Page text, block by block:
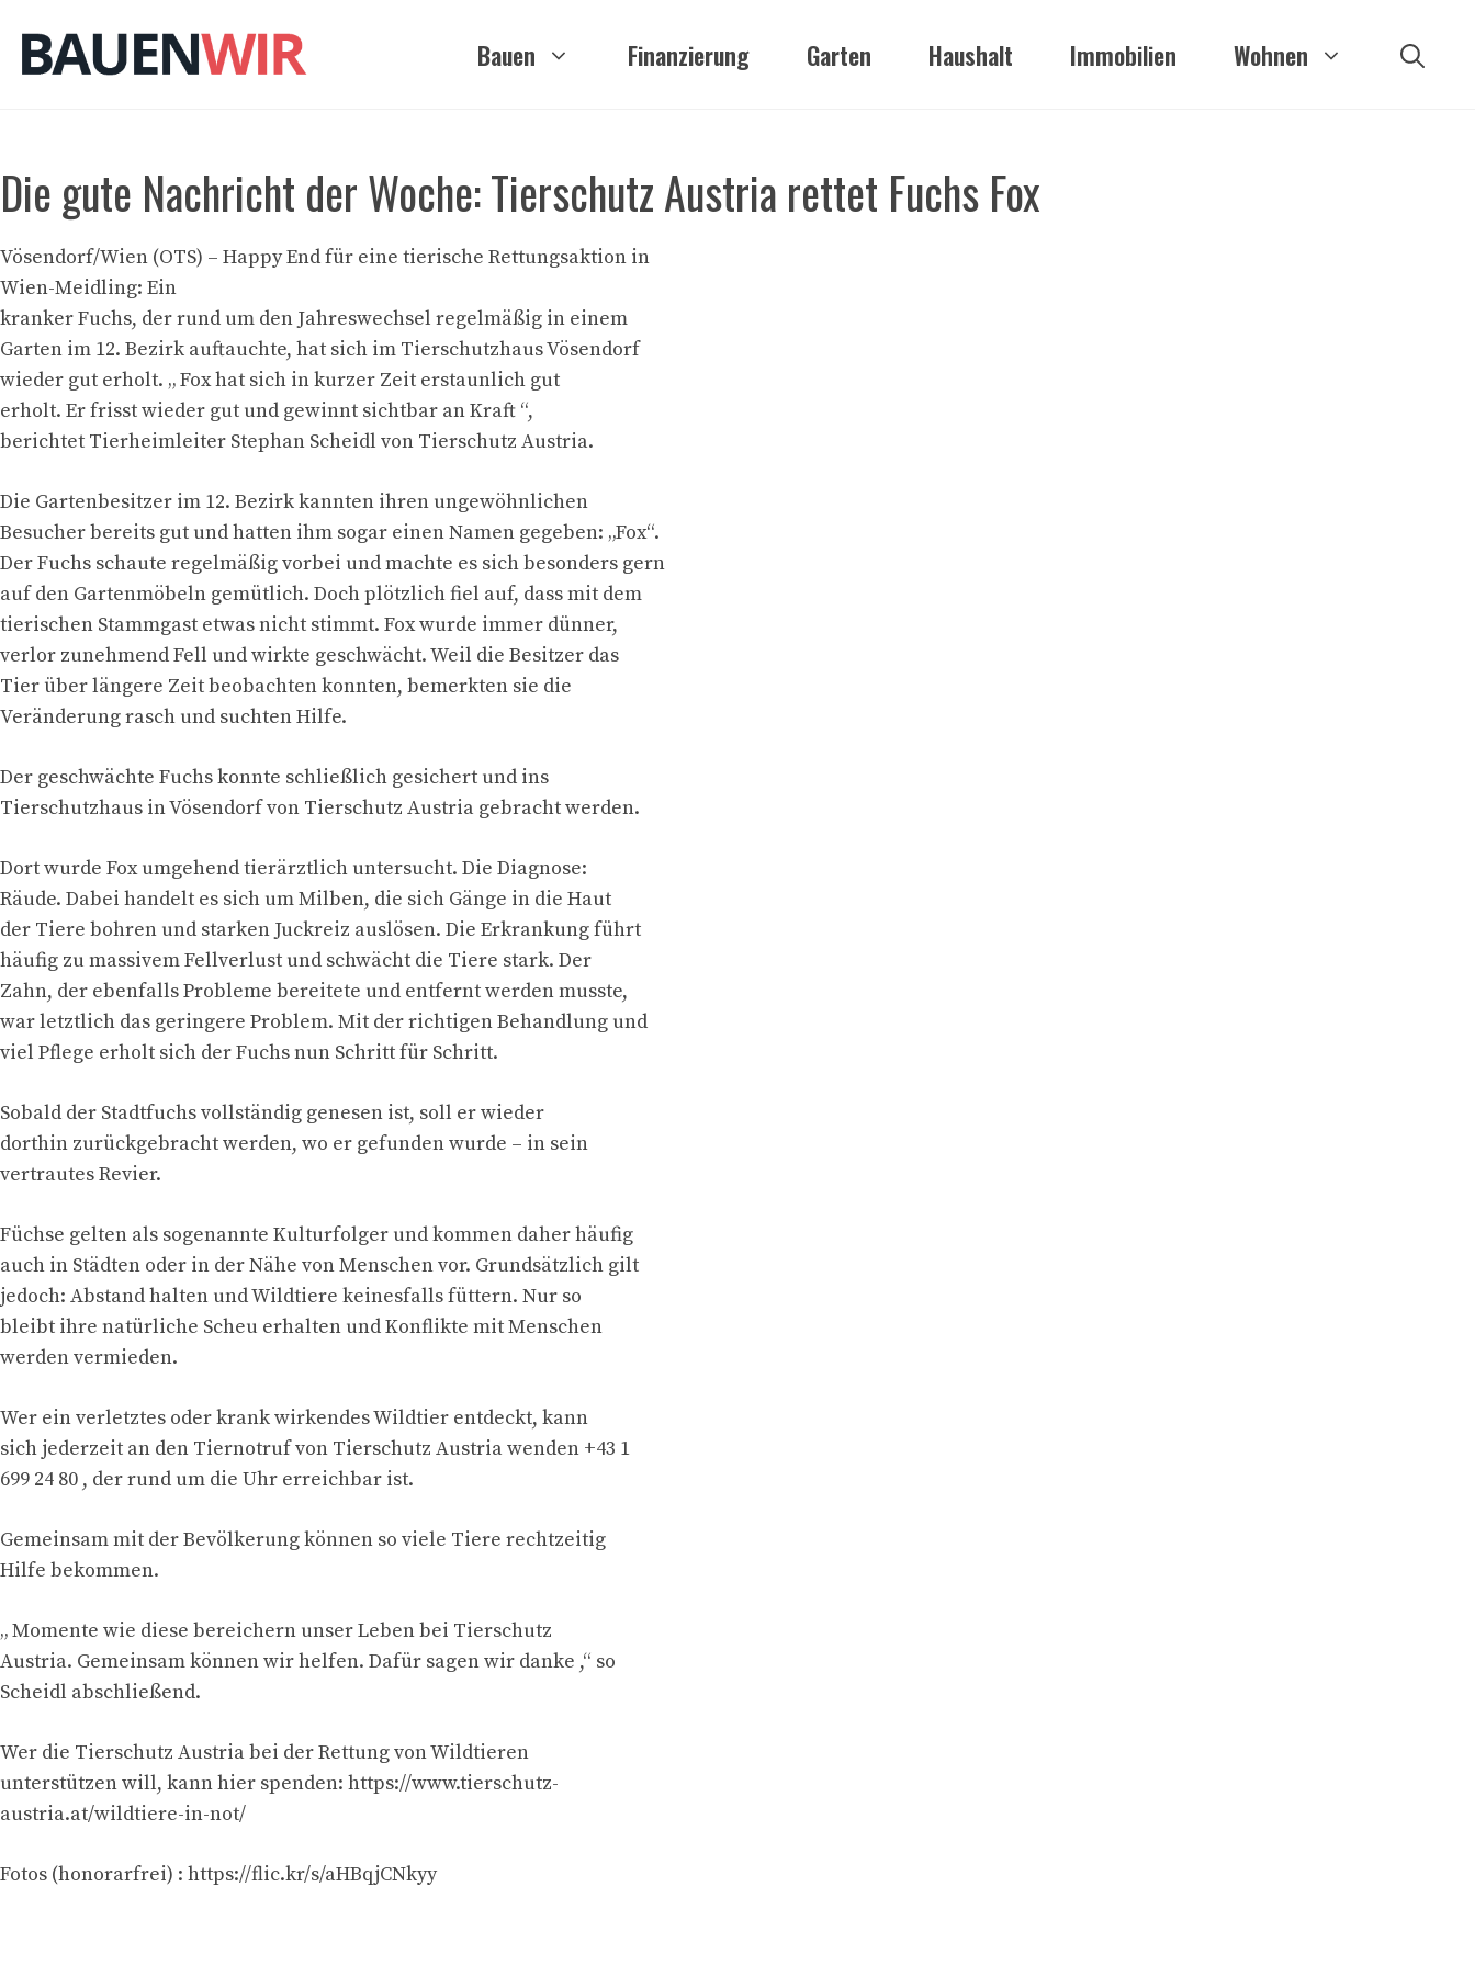
Inhalt
springen
Bauen Finanzierung Garten Haushalt Immobilien Wohnen
Die gute Nachricht der Woche: Tierschutz Austria rettet Fuchs Fox
Vösendorf/Wien (OTS) – Happy End für eine tierische Rettungsaktion in
Wien-Meidling: Ein
kranker Fuchs, der rund um den Jahreswechsel regelmäßig in einem
Garten im 12. Bezirk auftauchte, hat sich im Tierschutzhaus Vösendorf
wieder gut erholt. „ Fox hat sich in kurzer Zeit erstaunlich gut
erholt. Er frisst wieder gut und gewinnt sichtbar an Kraft “,
berichtet Tierheimleiter Stephan Scheidl von Tierschutz Austria.
Die Gartenbesitzer im 12. Bezirk kannten ihren ungewöhnlichen
Besucher bereits gut und hatten ihm sogar einen Namen gegeben: „Fox“.
Der Fuchs schaute regelmäßig vorbei und machte es sich besonders gern
auf den Gartenmöbeln gemütlich. Doch plötzlich fiel auf, dass mit dem
tierischen Stammgast etwas nicht stimmt. Fox wurde immer dünner,
verlor zunehmend Fell und wirkte geschwächt. Weil die Besitzer das
Tier über längere Zeit beobachten konnten, bemerkten sie die
Veränderung rasch und suchten Hilfe.
Der geschwächte Fuchs konnte schließlich gesichert und ins
Tierschutzhaus in Vösendorf von Tierschutz Austria gebracht werden.
Dort wurde Fox umgehend tierärztlich untersucht. Die Diagnose:
Räude. Dabei handelt es sich um Milben, die sich Gänge in die Haut
der Tiere bohren und starken Juckreiz auslösen. Die Erkrankung führt
häufig zu massivem Fellverlust und schwächt die Tiere stark. Der
Zahn, der ebenfalls Probleme bereitete und entfernt werden musste,
war letztlich das geringere Problem. Mit der richtigen Behandlung und
viel Pflege erholt sich der Fuchs nun Schritt für Schritt.
Sobald der Stadtfuchs vollständig genesen ist, soll er wieder
dorthin zurückgebracht werden, wo er gefunden wurde – in sein
vertrautes Revier.
Füchse gelten als sogenannte Kulturfolger und kommen daher häufig
auch in Städten oder in der Nähe von Menschen vor. Grundsätzlich gilt
jedoch: Abstand halten und Wildtiere keinesfalls füttern. Nur so
bleibt ihre natürliche Scheu erhalten und Konflikte mit Menschen
werden vermieden.
Wer ein verletztes oder krank wirkendes Wildtier entdeckt, kann
sich jederzeit an den Tiernotruf von Tierschutz Austria wenden +43 1
699 24 80 , der rund um die Uhr erreichbar ist.
Gemeinsam mit der Bevölkerung können so viele Tiere rechtzeitig
Hilfe bekommen.
„ Momente wie diese bereichern unser Leben bei Tierschutz
Austria. Gemeinsam können wir helfen. Dafür sagen wir danke ,“ so
Scheidl abschließend.
Wer die Tierschutz Austria bei der Rettung von Wildtieren
unterstützen will, kann hier spenden: https://www.tierschutz-
austria.at/wildtiere-in-not/
Fotos (honorarfrei) : https://flic.kr/s/aHBqjCNkyy